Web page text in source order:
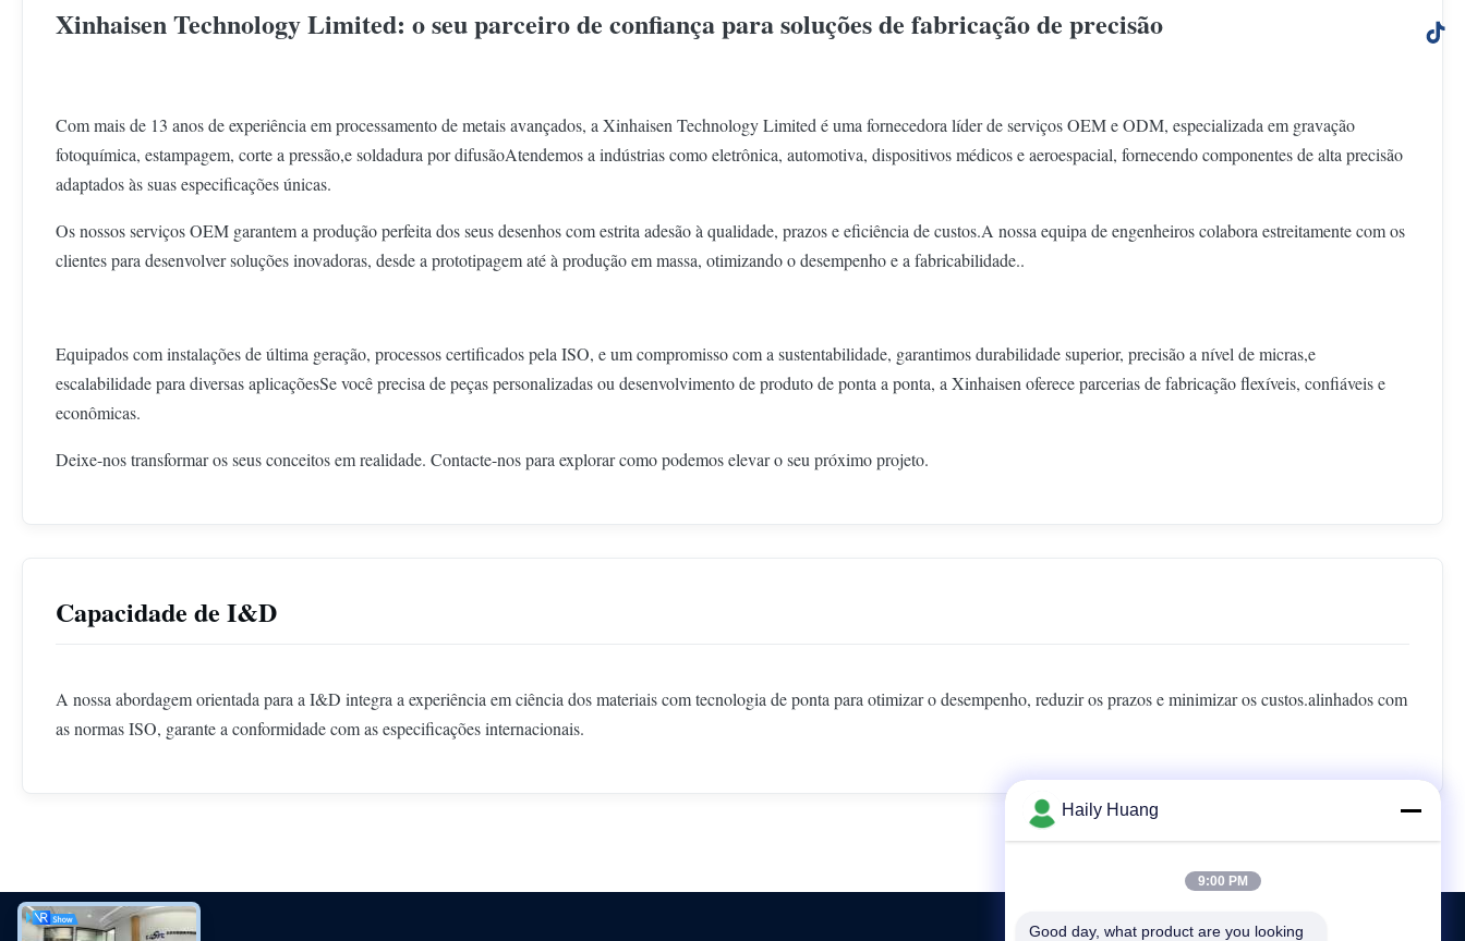
Xinhaisen Technology Limited: o seu parceiro de confiança para soluções de fabricação de precisão
Com mais de 13 anos de experiência em processamento de metais avançados, a Xinhaisen Technology Limited é uma fornecedora líder de serviços OEM e ODM, especializada em gravação
fotoquímica, estampagem, corte a pressão,e soldadura por difusãoAtendemos a indústrias como eletrônica, automotiva, dispositivos médicos e aeroespacial, fornecendo componentes de alta precisão
adaptados às suas especificações únicas.
Os nossos serviços OEM garantem a produção perfeita dos seus desenhos com estrita adesão à qualidade, prazos e eficiência de custos.A nossa equipa de engenheiros colabora estreitamente com os
clientes para desenvolver soluções inovadoras, desde a prototipagem até à produção em massa, otimizando o desempenho e a fabricabilidade..
Equipados com instalações de última geração, processos certificados pela ISO, e um compromisso com a sustentabilidade, garantimos durabilidade superior, precisão a nível de micras,e
escalabilidade para diversas aplicaçõesSe você precisa de peças personalizadas ou desenvolvimento de produto de ponta a ponta, a Xinhaisen oferece parcerias de fabricação flexíveis, confiáveis e
econômicas.
Deixe-nos transformar os seus conceitos em realidade. Contacte-nos para explorar como podemos elevar o seu próximo projeto.
Capacidade de I&D
A nossa abordagem orientada para a I&D integra a experiência em ciência dos materiais com tecnologia de ponta para otimizar o desempenho, reduzir os prazos e minimizar os custos.alinhados com
as normas ISO, garante a conformidade com as especificações internacionais.
Haily Huang
9:00 PM
Good day, what product are you looking